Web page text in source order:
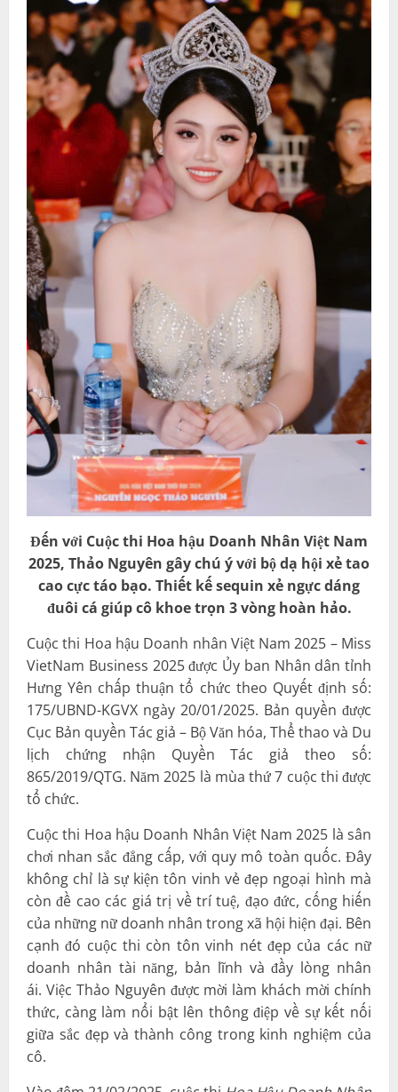
Đến với Cuộc thi Hoa hậu Doanh Nhân Việt Nam
2025, Thảo Nguyên gây chú ý với bộ dạ hội xẻ tao
cao cực táo bạo. Thiết kế sequin xẻ ngực dáng
đuôi cá giúp cô khoe trọn 3 vòng hoàn hảo.
Cuộc thi Hoa hậu Doanh nhân Việt Nam 2025 – Miss
VietNam Business 2025 được Ủy ban Nhân dân tỉnh
Hưng Yên chấp thuận tổ chức theo Quyết định số:
175/UBND-KGVX ngày 20/01/2025. Bản quyền được
Cục Bản quyền Tác giả – Bộ Văn hóa, Thể thao và Du
lịch chứng nhận Quyền Tác giả theo số:
865/2019/QTG. Năm 2025 là mùa thứ 7 cuộc thi được
tổ chức.
Cuộc thi Hoa hậu Doanh Nhân Việt Nam 2025 là sân
chơi nhan sắc đẳng cấp, với quy mô toàn quốc. Đây
không chỉ là sự kiện tôn vinh vẻ đẹp ngoại hình mà
còn đề cao các giá trị về trí tuệ, đạo đức, cống hiến
của những nữ doanh nhân trong xã hội hiện đại. Bên
cạnh đó cuộc thi còn tôn vinh nét đẹp của các nữ
doanh nhân tài năng, bản lĩnh và đầy lòng nhân
ái. Việc Thảo Nguyên được mời làm khách mời chính
thức, càng làm nổi bật lên thông điệp về sự kết nối
giữa sắc đẹp và thành công trong kinh nghiệm của
cô.